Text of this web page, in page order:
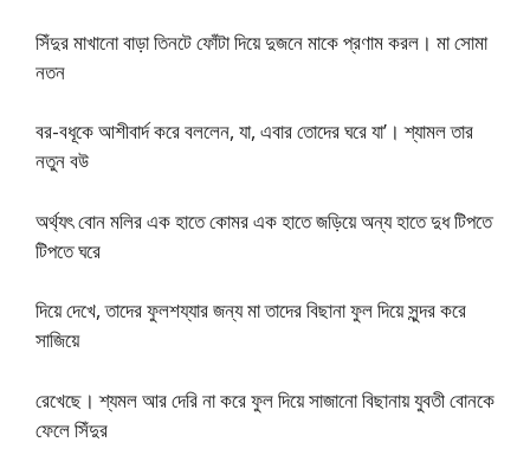
সিঁদুর মাখানো বাড়া তিনটে ফোঁটা দিয়ে দুজনে মাকে প্রণাম করল। মা সোমা
নতন
বর-বধূকে আশীবার্দ করে বললেন, যা, এবার তোদের ঘরে যা’। শ্যামল তার
নতুন বউ
অর্থ্যৎ বোন মলির এক হাতে কোমর এক হাতে জড়িয়ে অন্য হাতে দুধ টিপতে
টিপতে ঘরে
দিয়ে দেখে, তাদের ফুলশয্যার জন্য মা তাদের বিছানা ফুল দিয়ে সুন্দর করে
সাজিয়ে
রেখেছে। শ্যমল আর দেরি না করে ফুল দিয়ে সাজানো বিছানায় যুবতী বোনকে
ফেলে সিঁদুর